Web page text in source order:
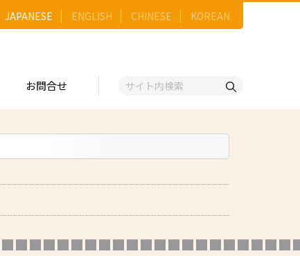
JAPANESE ENGLISH CHINESE KOREAN
索
ー一覧
順）
企業）
お問合せ